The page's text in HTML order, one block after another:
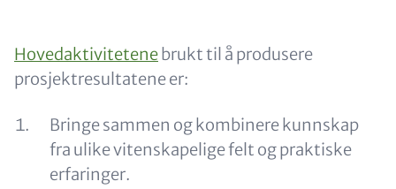
Content
Hovedaktivitetene brukt til å produsere
prosjektresultatene er:
Bringe sammen og kombinere kunnskap
fra ulike vitenskapelige felt og praktiske
erfaringer.